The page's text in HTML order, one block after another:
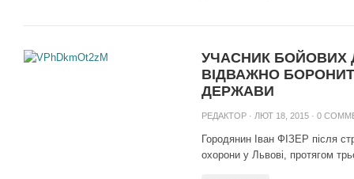
УЧАСНИК БОЙОВИХ
ВІДВАЖНО
ДЕРЖАВИ
РЕДАКТОР · ЛЮТ 18, 2015 · 0
Городянин Іван ФІЗЕР після
охорони у Львові, протягом